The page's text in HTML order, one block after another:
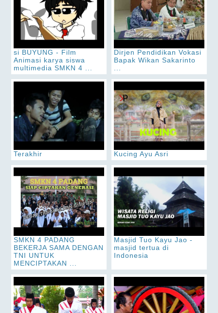
si BUYUNG - Film
Animasi karya siswa
multimedia SMKN 4 ...
Dirjen Pendidikan Vokasi
Bapak Wikan Sakarinto
Terakhir Kucing Ayu Asri
SMKN 4 PADANG
BEKERJA SAMA DENGAN
TNI UNTUK
MENCIPTAKAN ...
Masjid Tuo Kayu Jao -
masjid tertua di
Indonesia